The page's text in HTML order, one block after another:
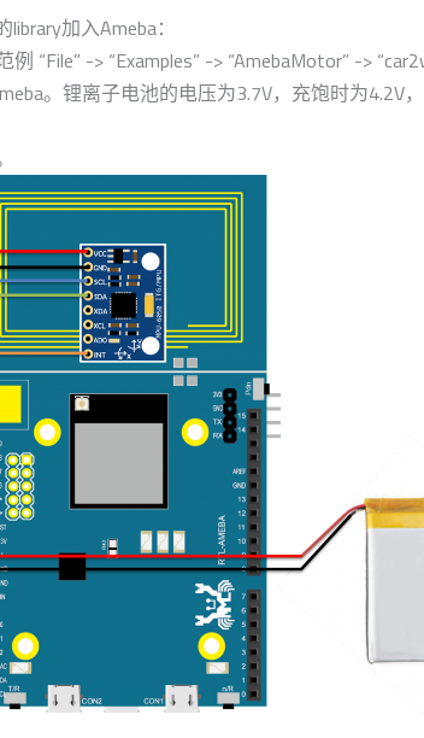
加入Ameba：
例 “File” -> “Examples” -> “AmebaMotor” ->
。锂离子电池的电压为3.7V，充饱时为4.2V